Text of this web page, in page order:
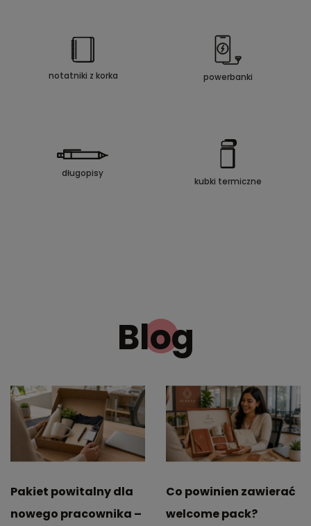
notatniki z korka powerbanki
długopisy
kubki termiczne
Blog
Pakiet powitalny dla
nowego pracownika –
Co powinien zawierać
welcome pack?